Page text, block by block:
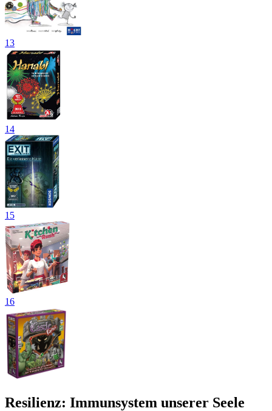
13
14
15
16
Resilienz: Immunsystem unserer Seele